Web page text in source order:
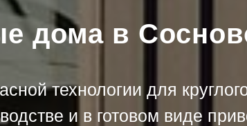
дома в
технологии для
и в готовом виде